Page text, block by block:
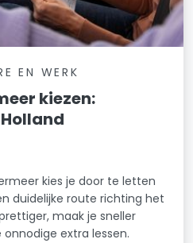
EN WERK
kiezen:
kies je door te letten
duidelijke route richting het
maak je sneller
extra lessen.